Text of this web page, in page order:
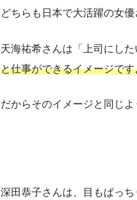
どちらも日本で大活躍の女
天海祐希さんは「上司にし
と仕事ができるイメージで
だからそのイメージと同じ
深田恭子さんは、目もぱっち